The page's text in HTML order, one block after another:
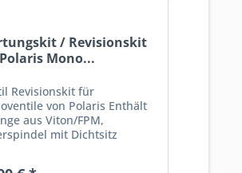
/ Revisionskit
Mono...
Revisionskit für
von Polaris Enthält
aus Viton/FPM,
mit Dichtsitz